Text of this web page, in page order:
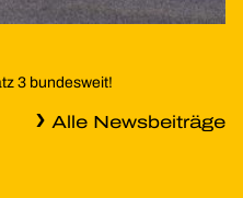
3 bundesweit!
Alle Newsbeiträge